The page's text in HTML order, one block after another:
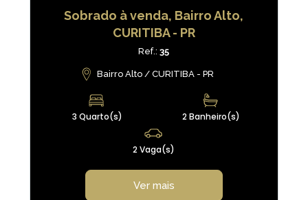
Sobrado à venda, Bairro Alto,
CURITIBA - PR
Ref.:35
Bairro Alto / CURITIBA - PR
3 Quarto(s) 2 Banheiro(s)
2 Vaga(s)
Ver mais